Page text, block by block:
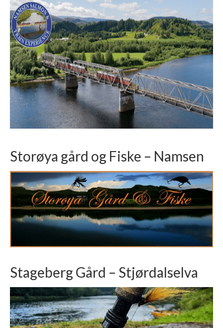
Storøya gård og Fiske – Namsen
Stageberg Gård – Stjørdalselva